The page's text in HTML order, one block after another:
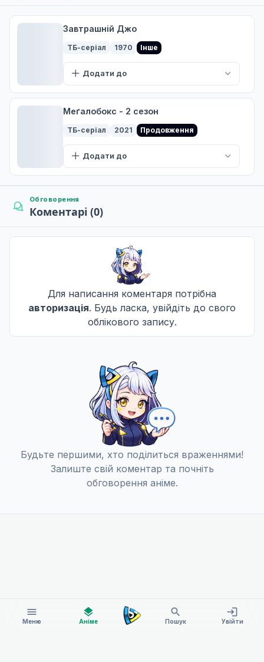
menu
Меню
layers
Аніме
search
Пошук
login
Увійти
6
11 трав. 2018
Дорога до смерті
18 трав. 2018
Дедлайн мрії
01 черв. 2018
Дедмарч
15 черв. 2018
Стрибок через межу смерті
Народжені, щоб померти
Завтрашній Джо
ТБ-серіал 1970 Інше
Додати до
Меґалобокс - 2 сезон
ТБ-серіал 2021 Продовження
Додати до
Обговорення
Коментарі (0)
Для написання коментаря потрібна
авторизація. Будь ласка, увійдіть до свого
облікового запису.
Будьте першими, хто поділиться враженнями!
Залиште свій коментар та почніть
обговорення аніме.